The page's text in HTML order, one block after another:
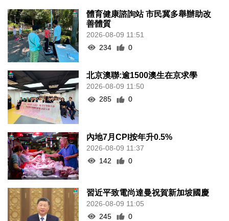
體育健康諮詢站 市民冀多舉辦助改
善體質
2026-08-09 11:51
234
0
北京澳聯:逾1500澳生在京求學
2026-08-09 11:50
285
0
內地7月CPI按年升0.5%
2026-08-09 11:37
142
0
習近平致電尚達曼祝賀新加坡國慶
2026-08-09 11:05
245
0